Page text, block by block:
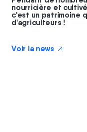
nourricière et
c'est un patrimoine
d'agriculteurs !
Voir la news ↗